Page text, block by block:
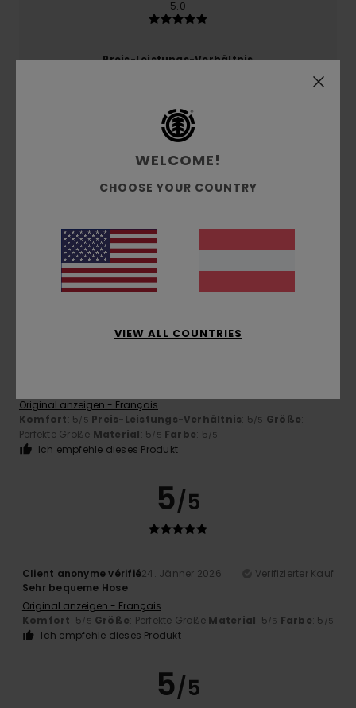
5.0
Preis-Leistungs-Verhältnis
Farbe
5 /5
Original anzeigen - Français
Komfort: 5/5 Preis-Leistungs-Verhältnis: 5/5 Größe:
Perfekte Größe Material: 5/5 Farbe: 5/5
Ich empfehle dieses Produkt
5/5
Client anonyme vérifié24. Jänner 2026
Verifizierter Kauf
Sehr bequeme Hose
Original anzeigen - Français
Komfort: 5/5 Größe: Perfekte Größe Material: 5/5 Farbe: 5 /5
Ich empfehle dieses Produkt
5/5
WELCOME!
CHOOSE YOUR COUNTRY
VIEW ALL COUNTRIES